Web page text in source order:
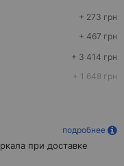
+ 273 грн
+ 467 грн
+ 3 414 грн
+ 1 648 грн
подробнее
при доставке